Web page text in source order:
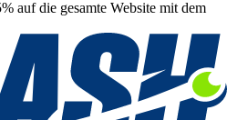
auf die gesamte Website mit dem